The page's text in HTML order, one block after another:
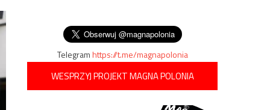
Telegramhttps://t.me/magnapolonia
WESPRZYJ PROJEKT MAGNA POLONIA